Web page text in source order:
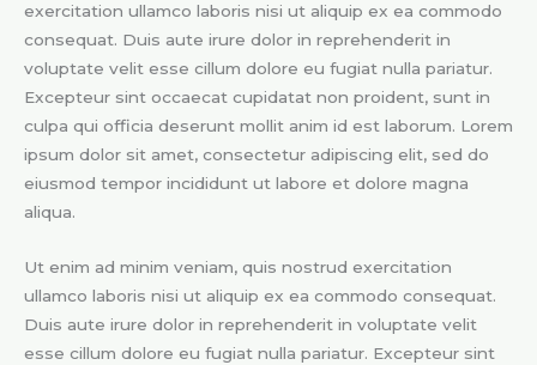
exercitation ullamco laboris nisi ut aliquip ex ea commodo
consequat. Duis aute irure dolor in reprehenderit in
voluptate velit esse cillum dolore eu fugiat nulla pariatur.
Excepteur sint occaecat cupidatat non proident, sunt in
culpa qui officia deserunt mollit anim id est laborum. Lorem
ipsum dolor sit amet, consectetur adipiscing elit, sed do
eiusmod tempor incididunt ut labore et dolore magna
aliqua.
Ut enim ad minim veniam, quis nostrud exercitation
ullamco laboris nisi ut aliquip ex ea commodo consequat.
Duis aute irure dolor in reprehenderit in voluptate velit
esse cillum dolore eu fugiat nulla pariatur. Excepteur sint